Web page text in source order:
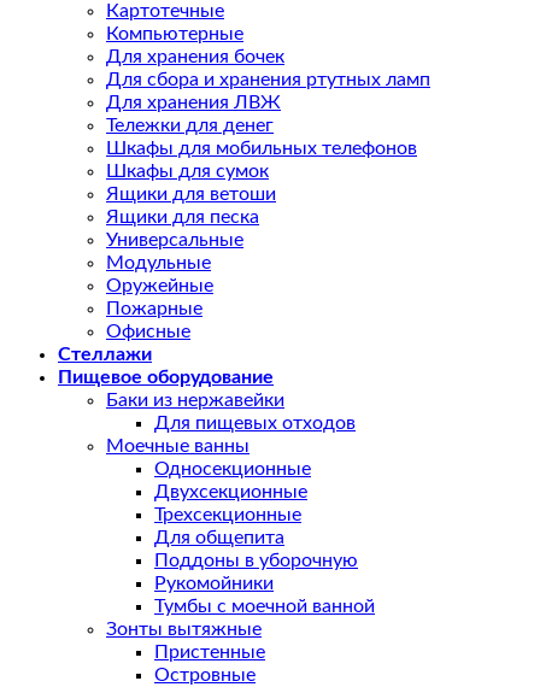
Картотечные
Компьютерные
Для хранения бочек
Для сбора и хранения ртутных ламп
Для хранения ЛВЖ
Тележки для денег
Шкафы для мобильных телефонов
Шкафы для сумок
Ящики для ветоши
Ящики для песка
Универсальные
Модульные
Оружейные
Пожарные
Офисные
Стеллажи
Пищевое оборудование
Баки из нержавейки
Для пищевых отходов
Моечные ванны
Односекционные
Двухсекционные
Трехсекционные
Для общепита
Поддоны в уборочную
Рукомойники
Тумбы с моечной ванной
Зонты вытяжные
Пристенные
Островные